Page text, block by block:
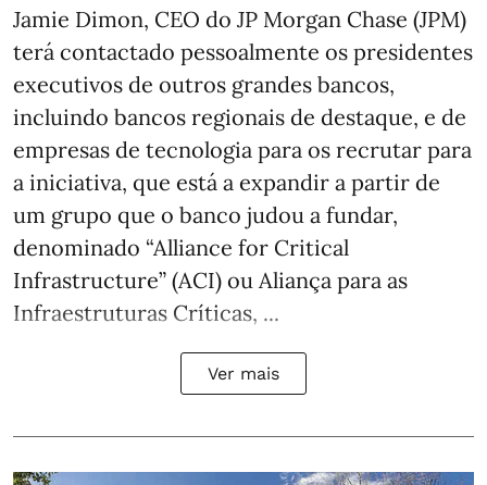
Jamie Dimon, CEO do JP Morgan Chase (JPM)
terá contactado pessoalmente os presidentes
executivos de outros grandes bancos,
incluindo bancos regionais de destaque, e de
empresas de tecnologia para os recrutar para
a iniciativa, que está a expandir a partir de
um grupo que o banco judou a fundar,
denominado “Alliance for Critical
Infrastructure” (ACI) ou Aliança para as
Infraestruturas Críticas, ...
Ver mais